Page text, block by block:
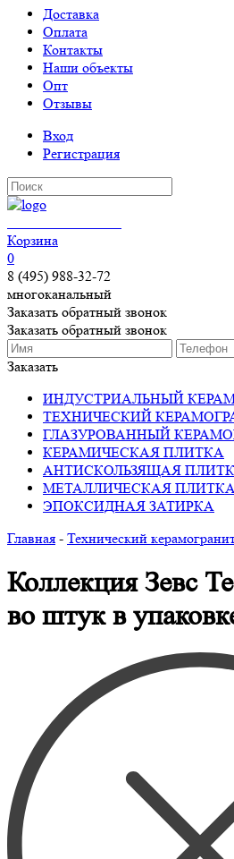
Доставка
Оплата
Контакты
Наши объекты
Опт
Отзывы
Вход
Регистрация
Корзина
0
8 (495) 988-32-72
многоканальный
Заказать обратный звонок
Заказать обратный звонок
Заказать
ИНДУСТРИАЛЬНЫЙ
ТЕХНИЧЕСКИЙ
ГЛАЗУРОВАННЫЙ
КЕРАМИЧЕСКАЯ ПЛИТКА
АНТИСКОЛЬЗЯЩАЯ
МЕТАЛЛИЧЕСКАЯ
ЭПОКСИДНАЯ ЗАТИРКА
Главная - Технический
Коллекция Зевс
во штук в